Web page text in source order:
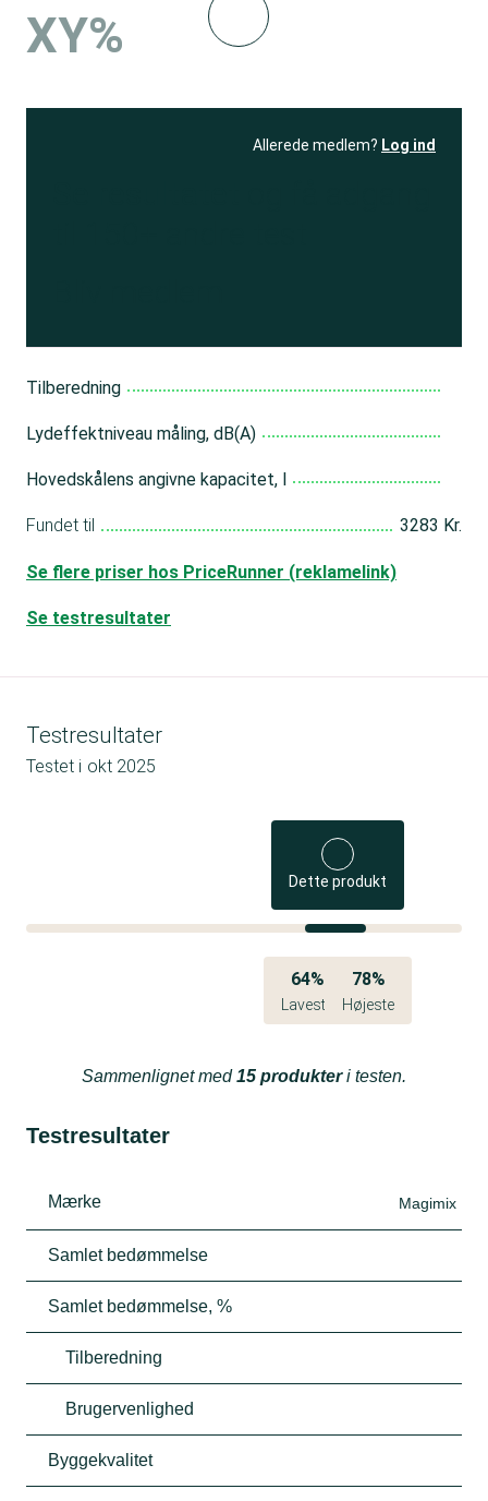
XY%
Allerede medlem? Log ind
Tilberedning
Lydeffektniveau måling, dB(A)
Hovedskålens angivne kapacitet, l
Fundet til 3283 Kr.
Se flere priser hos PriceRunner (reklamelink)
Se testresultater
Testresultater
Testet i okt 2025
Dette produkt
64%
Laveste
78%
Højeste
Sammenlignet med15 produkteri testen.
Testresultater
Mærke Magimix
Samlet bedømmelse
Samlet bedømmelse, %
Tilberedning
Brugervenlighed
Byggekvalitet